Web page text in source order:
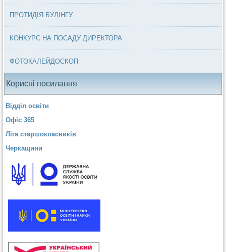
ПРОТИДІЯ БУЛІНГУ
КОНКУРС НА ПОСАДУ ДИРЕКТОРА
ФОТОКАЛЕЙДОСКОП
Корисні посилання
Відділ освіти
Офіс 365
Ліга старшокласників
Черкащини